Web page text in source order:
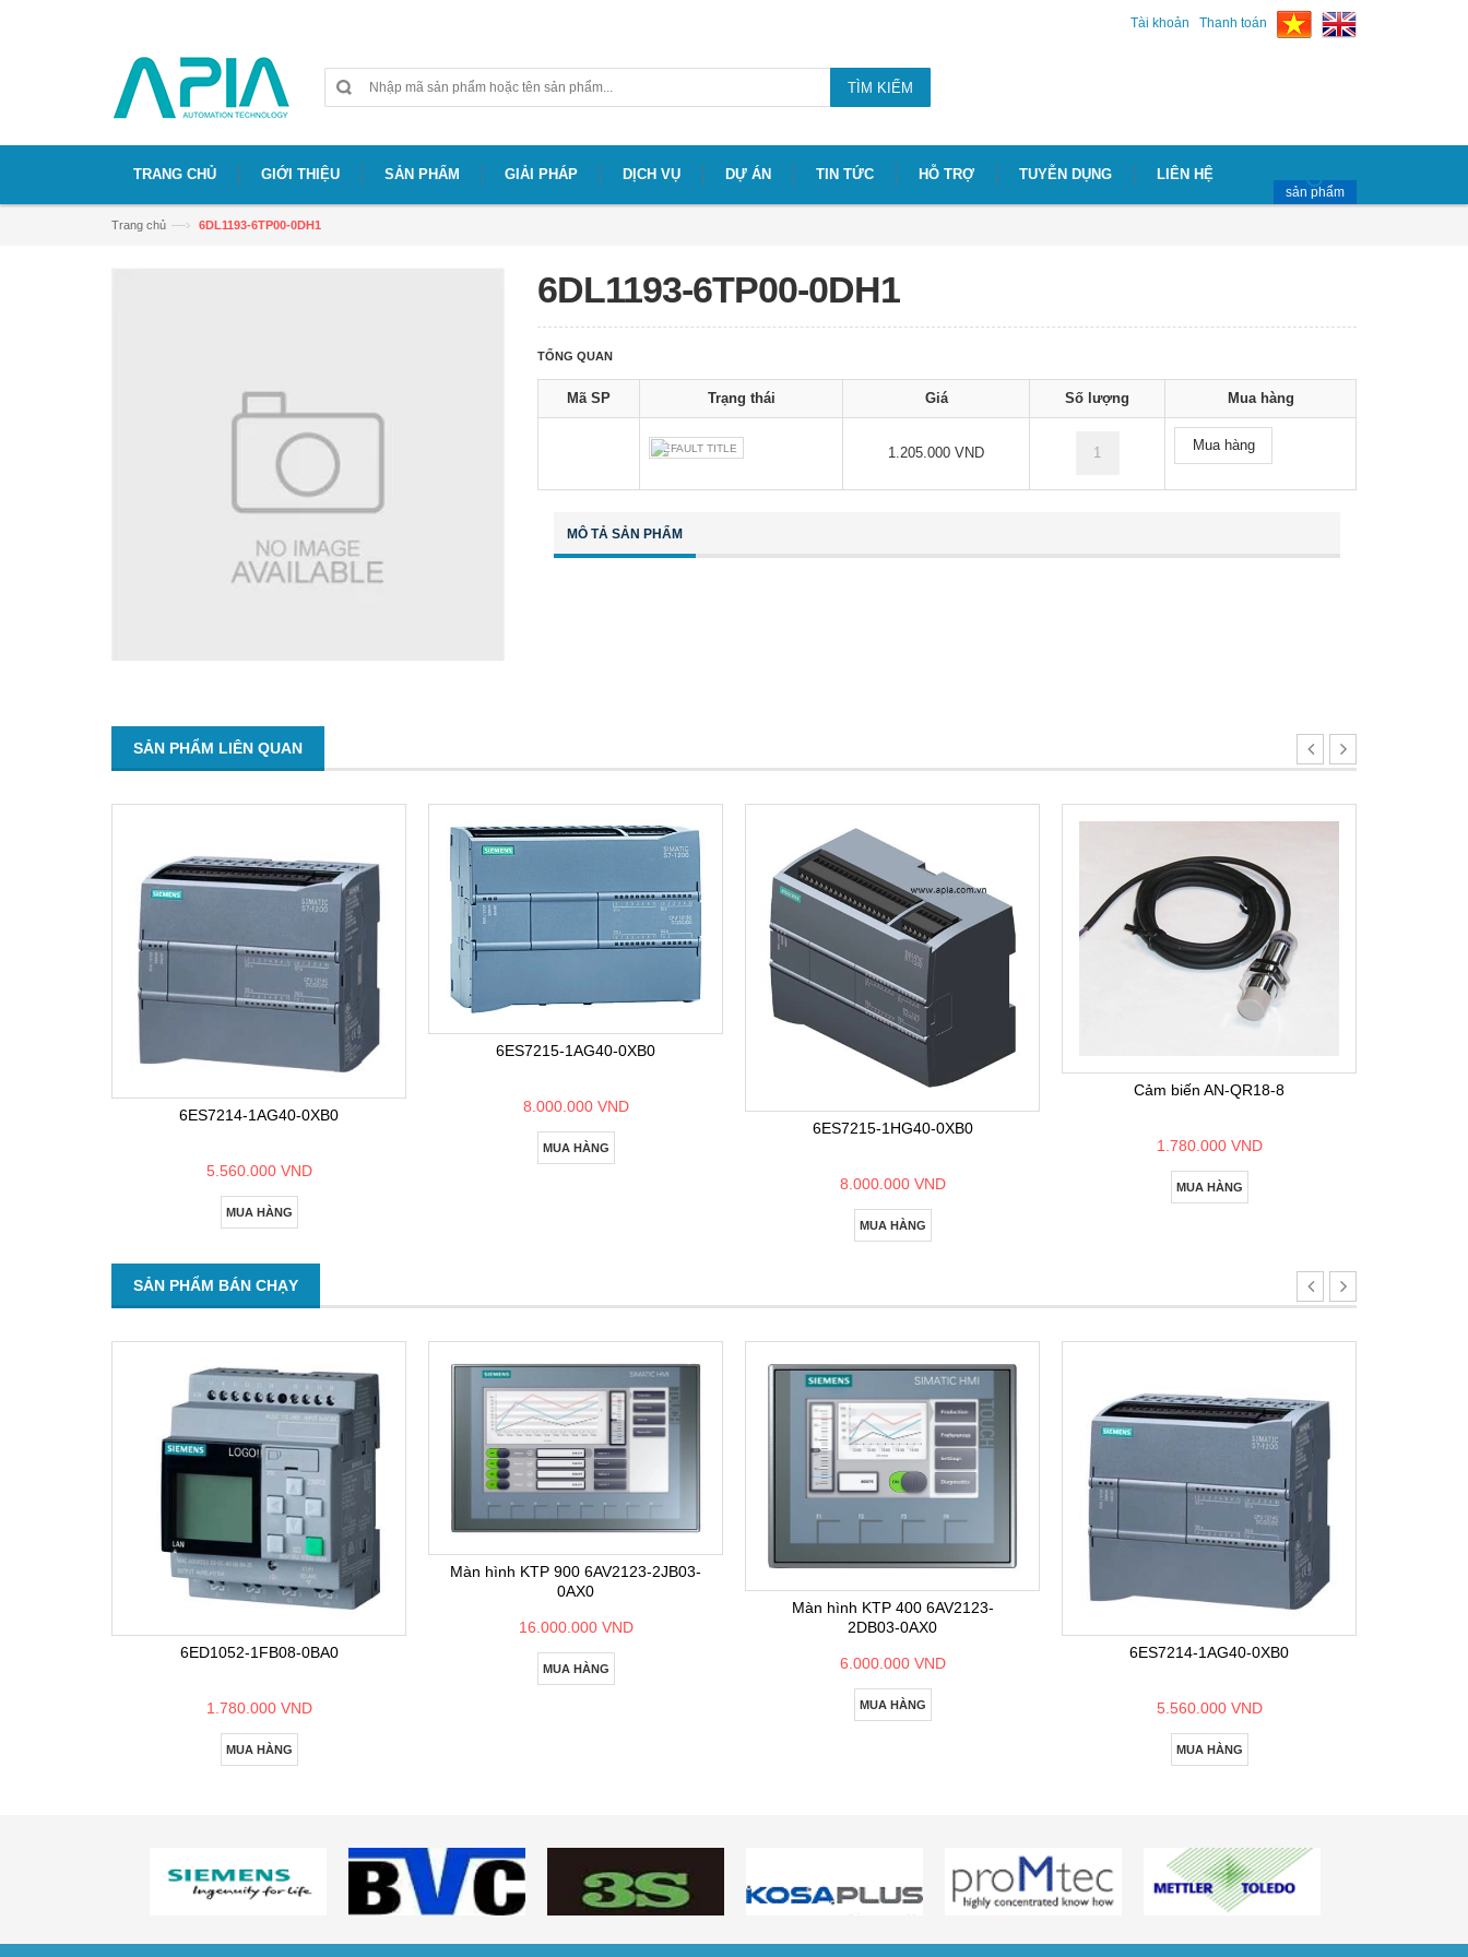
Tài khoản Thanh toán
TÌM KIẾM
TRANG CHỦ GIỚI THIỆU SẢN PHẨM GIẢI PHÁP DỊCH VỤ DỰ ÁN TIN TỨC HỖ TRỢ TUYỄN DỤNG LIÊN HỆ
sản phẩm
Trang chủ —› 6DL1193-6TP00-0DH1
6DL1193-6TP00-0DH1
TỔNG QUAN
Mã SP Trạng thái Giá Số lượng Mua hàng
DEFAULT TITLE 1.205.000 VND Mua hàng
MÔ TẢ SẢN PHẨM
SẢN PHẨM LIÊN QUAN
6ES7214-1AG40-0XB0
5.560.000 VND
MUA HÀNG
6ES7215-1AG40-0XB0
8.000.000 VND
MUA HÀNG
6ES7215-1HG40-0XB0
8.000.000 VND
MUA HÀNG
Cảm biến AN-QR18-8
1.780.000 VND
MUA HÀNG
SẢN PHẨM BÁN CHẠY
6ED1052-1FB08-0BA0
1.780.000 VND
MUA HÀNG
Màn hình KTP 900 6AV2123-2JB03-
0AX0
16.000.000 VND
MUA HÀNG
Màn hình KTP 400 6AV2123-
2DB03-0AX0
6.000.000 VND
MUA HÀNG
6ES7214-1AG40-0XB0
5.560.000 VND
MUA HÀNG